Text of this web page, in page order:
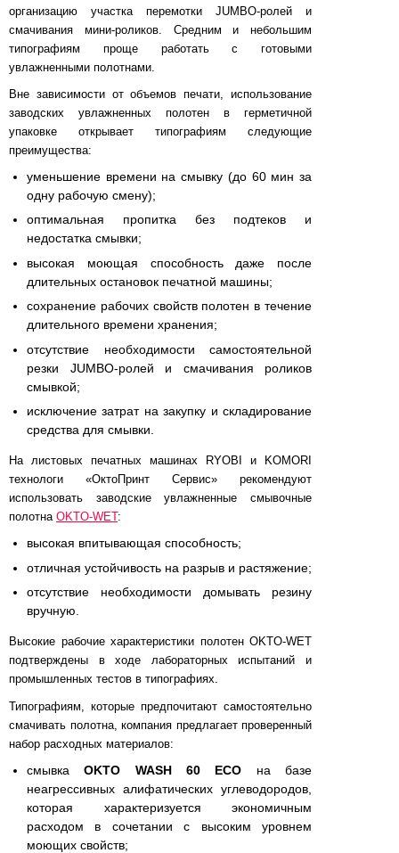
организацию участка перемотки JUMBO-ролей и
смачивания мини-роликов. Средним и небольшим
типографиям проще работать с готовыми
увлажненными полотнами.
Вне зависимости от объемов печати, использование
заводских увлажненных полотен в герметичной
упаковке открывает типографиям следующие
преимущества:
уменьшение времени на смывку (до 60 мин за
одну рабочую смену);
оптимальная пропитка без подтеков и
недостатка смывки;
высокая моющая способность даже после
длительных остановок печатной машины;
сохранение рабочих свойств полотен в течение
длительного времени хранения;
отсутствие необходимости самостоятельной
резки JUMBO-ролей и смачивания роликов
смывкой;
исключение затрат на закупку и складирование
средства для смывки.
На листовых печатных машинах RYOBI и KOMORI
технологи «ОктоПринт Сервис» рекомендуют
использовать заводские увлажненные смывочные
полотна OKTO-WET:
высокая впитывающая способность;
отличная устойчивость на разрыв и растяжение;
отсутствие необходимости домывать резину
вручную.
Высокие рабочие характеристики полотен OKTO-WET
подтверждены в ходе лабораторных испытаний и
промышленных тестов в типографиях.
Типографиям, которые предпочитают самостоятельно
смачивать полотна, компания предлагает проверенный
набор расходных материалов:
смывкаOKTO WASH 60 ECO на базе
неагрессивных алифатических углеводородов,
которая характеризуется экономичным
расходом в сочетании с высоким уровнем
моющих свойств;